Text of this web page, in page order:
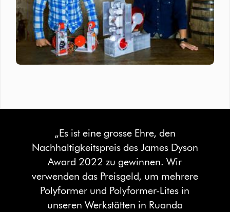
„Es ist eine grosse Ehre, den
Nachhaltigkeitspreis des James Dyson
Award 2022 zu gewinnen. Wir
verwenden das Preisgeld, um mehrere
Polyformer und Polyformer-Lites in
unseren Werkstätten in Ruanda